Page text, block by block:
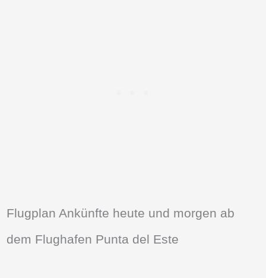
Flugplan Ankünfte heute und morgen ab
dem Flughafen Punta del Este